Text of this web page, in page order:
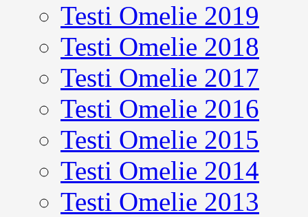
Testi Omelie 2019
Testi Omelie 2018
Testi Omelie 2017
Testi Omelie 2016
Testi Omelie 2015
Testi Omelie 2014
Testi Omelie 2013